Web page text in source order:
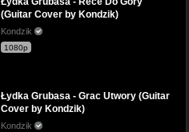
(Guitar Cover by Kondzik)
Kondzik
1080p
Łydka Grubasa - Grac Utwory (Guitar
Cover by Kondzik)
Kondzik